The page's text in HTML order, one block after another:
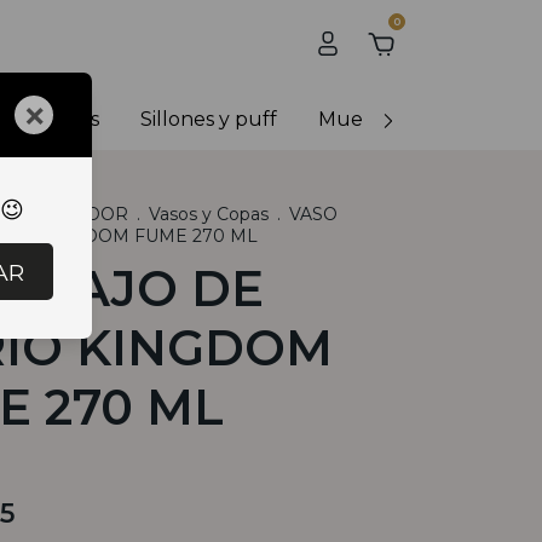
0
Sillones y puff Muebles de exterior
. COMEDOR . Vasos y Copas . VASO
KINGDOM FUME 270 ML
BAJO DE
KINGDOM
270 ML
×